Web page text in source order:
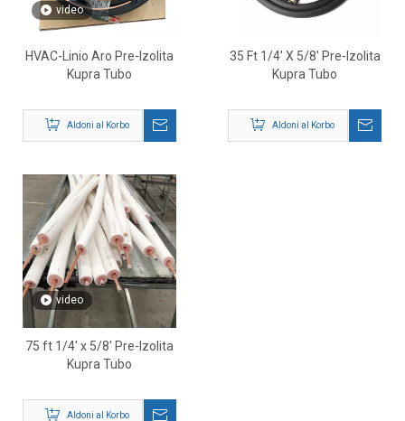
video
HVAC-Linio Aro Pre-Izolita
Kupra Tubo
Aldoni al Korbo
35 Ft 1/4' X 5/8' Pre-Izolita
Kupra Tubo
Aldoni al Korbo
video
75 ft 1/4' x 5/8' Pre-Izolita
Kupra Tubo
Aldoni al Korbo